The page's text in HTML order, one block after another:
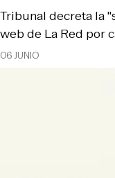
06 JUNIO
Tribunal decreta la
web de La Red por